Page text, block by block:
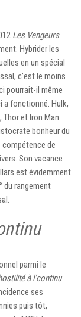
Les Vengeurs.
Hybrider les
en un spécial
c’est le moins
pourrait-il même
a fonctionné. Hulk,
et Iron Man
bonheur du
de
Son vacance
est évidemment
du rangement
parmi le
à l’continu
ses
puis tôt,